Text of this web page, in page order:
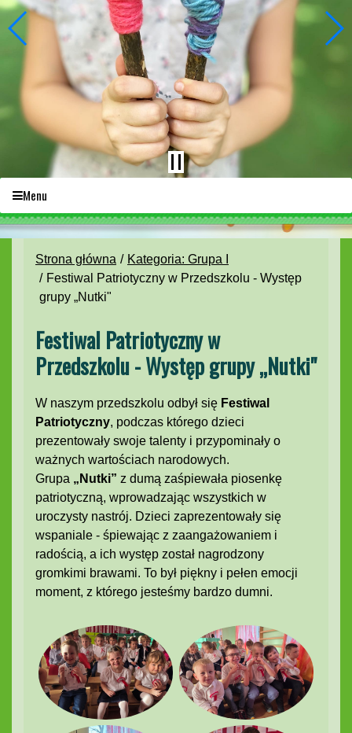
Menu
Strona główna
Kategoria: Grupa I
Festiwal Patriotyczny w Przedszkolu - Występ
grupy „Nutki"
Festiwal Patriotyczny w
Przedszkolu - Występ grupy „Nutki"
W naszym przedszkolu odbył się Festiwal
Patriotyczny, podczas którego dzieci
prezentowały swoje talenty i przypominały o
ważnych wartościach narodowych.
Grupa „Nutki” z dumą zaśpiewała piosenkę
patriotyczną, wprowadzając wszystkich w
uroczysty nastrój. Dzieci zaprezentowały się
wspaniale - śpiewając z zaangażowaniem i
radością, a ich występ został nagrodzony
gromkimi brawami. To był piękny i pełen emocji
moment, z którego jesteśmy bardzo dumni.